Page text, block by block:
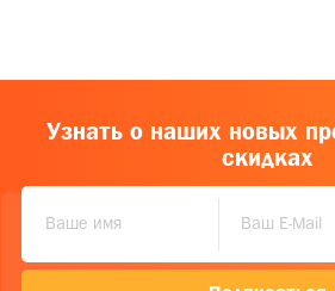
Узнать о наших новых
скидках